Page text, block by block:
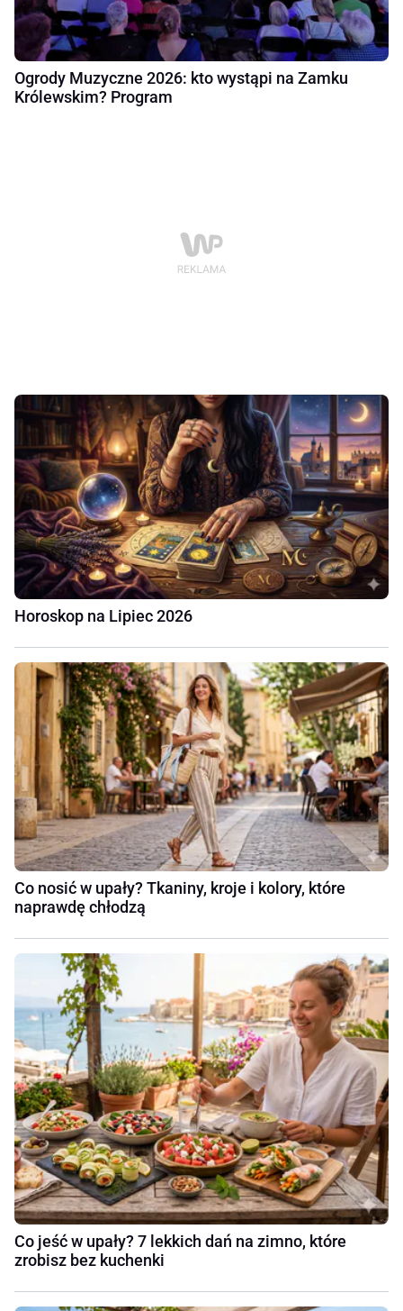
Ogrody Muzyczne 2026: kto wystąpi na Zamku
Królewskim? Program
Horoskop na Lipiec 2026
Co nosić w upały? Tkaniny, kroje i kolory, które
naprawdę chłodzą
Co jeść w upały? 7 lekkich dań na zimno, które
zrobisz bez kuchenki